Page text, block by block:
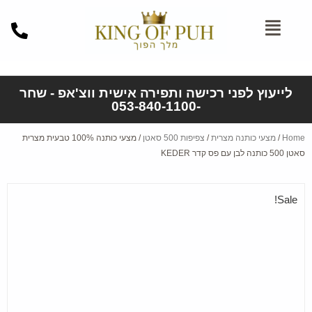
לייעוץ לפני רכישה ותפירה אישית ווצ'אפ - שחר
-053-840-1100
Home
/ מצעי כותנה מצרית/ צפיפות 500 סאטן
/ מצעי כותנה 100% טבעית מצרית
סאטן 500 כותנה לבן עם פס קדר KEDER
Sale!